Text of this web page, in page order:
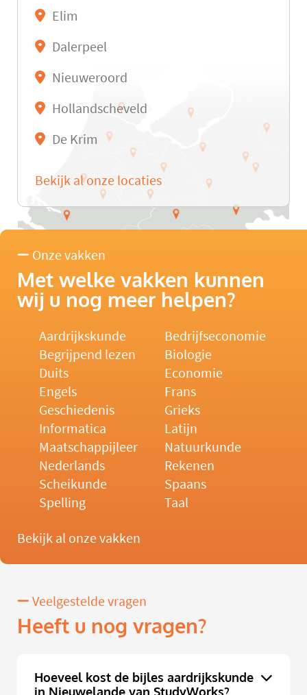
Elim
Dalerpeel
Nieuweroord
Hollandscheveld
De Krim
Bekijk al onze locaties
Onze vakken
Met welke vakken kunnen
wij u nog meer helpen?
Aardrijkskunde
Bedrijfseconomie
Begrijpend lezen
Biologie
Duits
Economie
Engels
Frans
Geschiedenis
Grieks
Informatica
Latijn
Maatschappijleer
Natuurkunde
Nederlands
Rekenen
Scheikunde
Spaans
Spelling
Taal
Bekijk al onze vakken
Veelgestelde vragen
Heeft u nog vragen?
Hoeveel kost de bijles aardrijkskunde